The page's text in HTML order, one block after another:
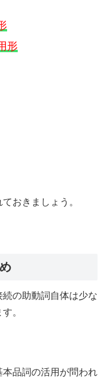
形
おきましょう。
の助動詞自体は少な
。
品詞の活用が問われ